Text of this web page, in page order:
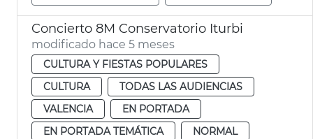
Concierto 8M Conservatorio Iturbi
modificado hace 5 meses
CULTURA Y FIESTAS POPULARES
CULTURA
TODAS LAS AUDIENCIAS
VALENCIA
EN PORTADA
EN PORTADA TEMÁTICA
NORMAL